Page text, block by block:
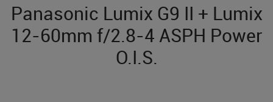
Panasonic Lumix G9 II + Lumix
12-60mm f/2.8-4 ASPH Power
O.I.S.